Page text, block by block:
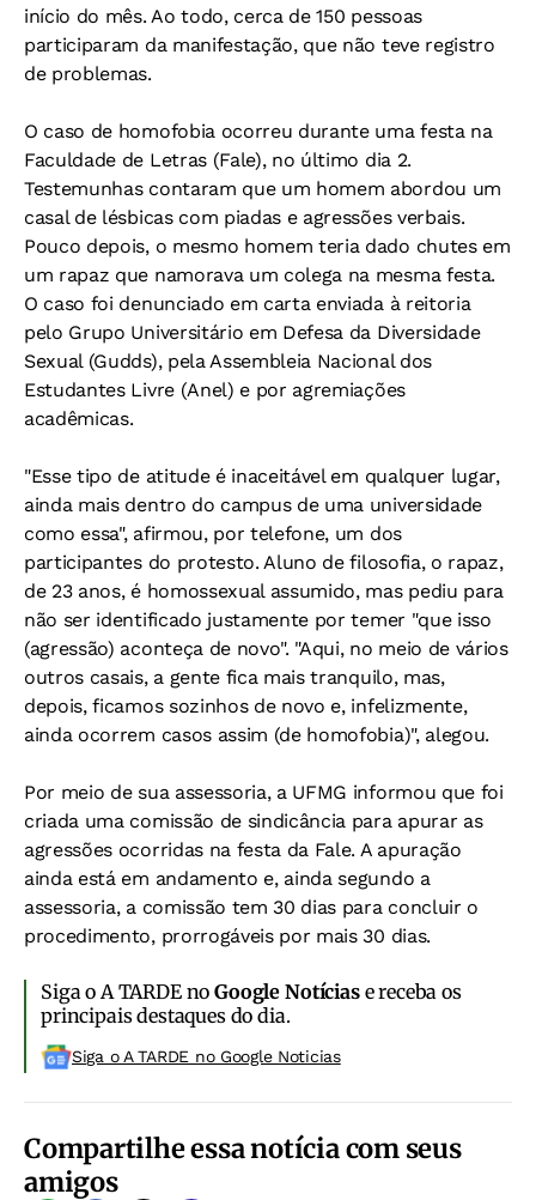
início do mês. Ao todo, cerca de 150 pessoas
participaram da manifestação, que não teve registro
de problemas.
O caso de homofobia ocorreu durante uma festa na
Faculdade de Letras (Fale), no último dia 2.
Testemunhas contaram que um homem abordou um
casal de lésbicas com piadas e agressões verbais.
Pouco depois, o mesmo homem teria dado chutes em
um rapaz que namorava um colega na mesma festa.
O caso foi denunciado em carta enviada à reitoria
pelo Grupo Universitário em Defesa da Diversidade
Sexual (Gudds), pela Assembleia Nacional dos
Estudantes Livre (Anel) e por agremiações
acadêmicas.
"Esse tipo de atitude é inaceitável em qualquer lugar,
ainda mais dentro do campus de uma universidade
como essa", afirmou, por telefone, um dos
participantes do protesto. Aluno de filosofia, o rapaz,
de 23 anos, é homossexual assumido, mas pediu para
não ser identificado justamente por temer "que isso
(agressão) aconteça de novo". "Aqui, no meio de vários
outros casais, a gente fica mais tranquilo, mas,
depois, ficamos sozinhos de novo e, infelizmente,
ainda ocorrem casos assim (de homofobia)", alegou.
Por meio de sua assessoria, a UFMG informou que foi
criada uma comissão de sindicância para apurar as
agressões ocorridas na festa da Fale. A apuração
ainda está em andamento e, ainda segundo a
assessoria, a comissão tem 30 dias para concluir o
procedimento, prorrogáveis por mais 30 dias.
Siga o A TARDE noGoogle Notíciase receba os
principais destaques do dia.
Siga o A TARDE no Google Noticias
Compartilhe essa notícia com seus
amigos